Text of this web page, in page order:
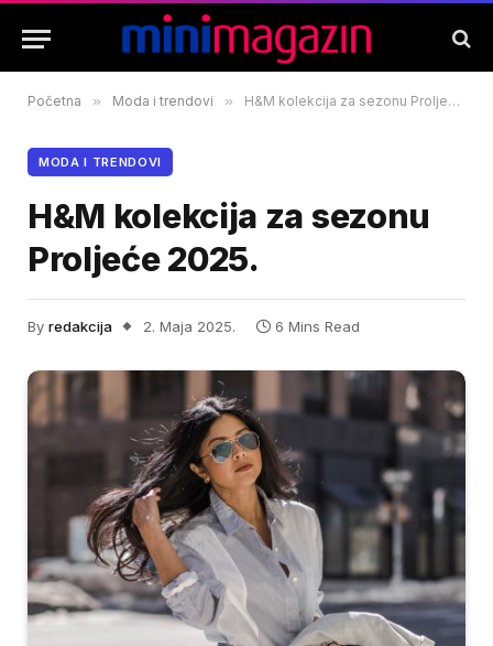
Početna » Moda i trendovi » H&M kolekcija za sezonu Proljeće 2025.
MODA I TRENDOVI
H&M kolekcija za sezonu
Proljeće 2025.
By redakcija 2. Maja 2025. 6 Mins Read